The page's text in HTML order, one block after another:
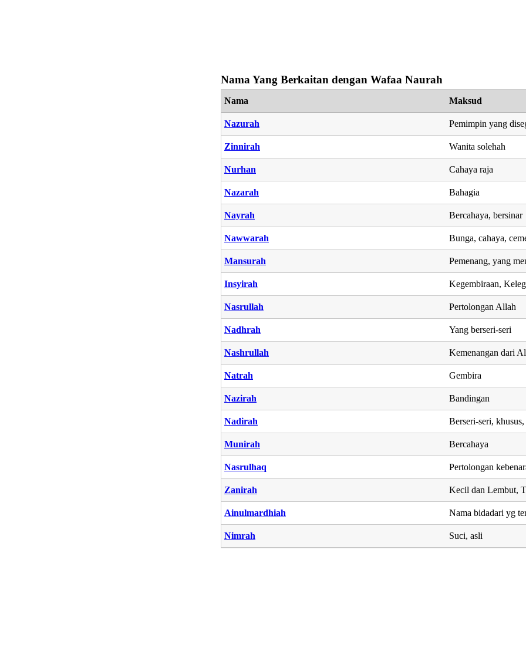
Nama Yang Berkaitan dengan Wafaa Naurah
Nama Maksud
Nazurah Pemimpin yang
Zinnirah Wanita solehah
Nurhan Cahaya raja
Nazarah Bahagia
Nayrah Bercahaya, bersinar
Nawwarah Bunga, cahaya,
Mansurah Pemenang, yang
Insyirah Kegembiraan,
Nasrullah Pertolongan Allah
Nadhrah Yang berseri-seri
Nashrullah Kemenangan dari
Natrah Gembira
Nazirah Bandingan
Nadirah Berseri-seri,
Munirah Bercahaya
Nasrulhaq Pertolongan
Zanirah Kecil dan Lembut,
Ainulmardhiah Nama bidadari yg
Nimrah Suci, asli